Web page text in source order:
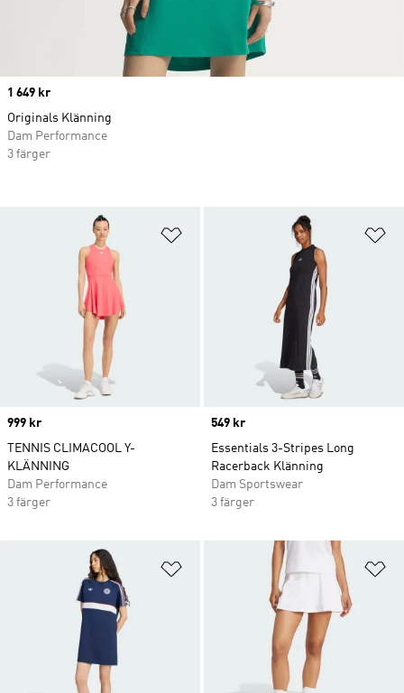
Lägg till på önskelistan
Price
999 kr
TENNIS CLIMACOOL Y-
KLÄNNING
Dam Performance
3 färger
Price
549 kr
Essentials 3-Stripes Long
Racerback Klänning
Dam Sportswear
3 färger
Lägg till på önskelistan
Price
1 649 kr
Originals Klänning
Dam Performance
3 färger